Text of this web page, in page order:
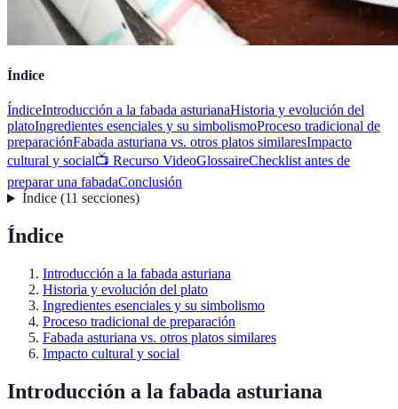
Índice
ÍndiceIntroducción a la fabada asturianaHistoria y evolución del
platoIngredientes esenciales y su simbolismoProceso tradicional de
preparaciónFabada asturiana vs. otros platos similaresImpacto
cultural y social📺 Recurso VideoGlossaireChecklist antes de
preparar una fabadaConclusión
Índice(11 secciones)
Índice
Introducción a la fabada asturiana
Historia y evolución del plato
Ingredientes esenciales y su simbolismo
Proceso tradicional de preparación
Fabada asturiana vs. otros platos similares
Impacto cultural y social
Introducción a la fabada asturiana